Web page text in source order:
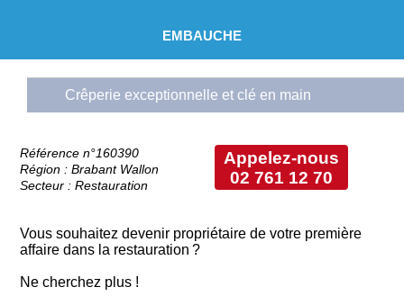
EMBAUCHE
Crêperie exceptionnelle et clé en main
Appelez-nous
02 761 12 70
Référence n°160390
Région : Brabant Wallon
Secteur : Restauration
Vous souhaitez devenir propriétaire de votre première
affaire dans la restauration ?
Ne cherchez plus !